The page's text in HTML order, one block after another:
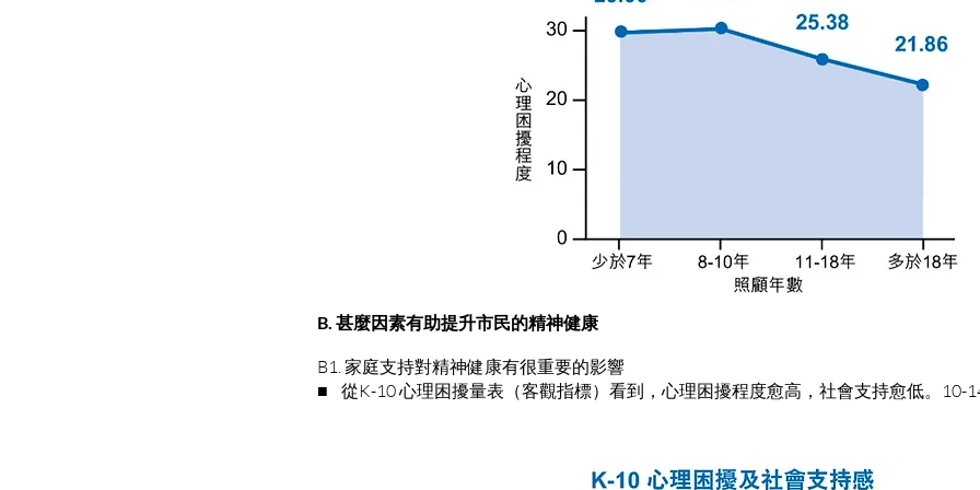
B. 甚麼因素有助提升市民的精神健康
B1. 家庭支持對精神健康有很重要的影響
■ 從K-10 心理困擾量表（客觀指標）看到，心理困擾程度愈高，社會支持愈低。10-